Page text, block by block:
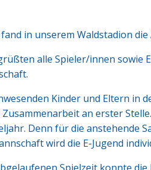
fand in unserem Waldstadion
alle Spieler/innen sowie
Kinder und Eltern in
an erster
Denn für die anstehende
wird die E-Jugend